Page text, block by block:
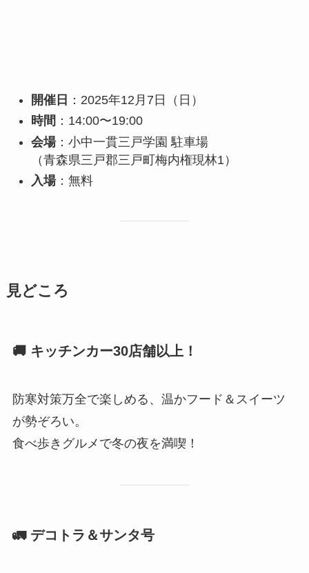
開催日 ：2025年12月7日（日）
時間 ：14:00〜19:00
会場：小中一貫三戸学園 駐車場
（青森県三戸郡三戸町梅内権現林1）
入場：無料
見どころ
🚚 キッチンカー30店舗以上！
防寒対策万全で楽しめる、温かフード＆スイーツ
が勢ぞろい。
食べ歩きグルメで冬の夜を満喫！
🚛 デコトラ＆サンタ号